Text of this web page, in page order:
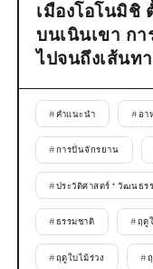
เมืองโอโนมิชิ
บนเนินเขา กา
ไปจนถึงเส้นท
#คำแนะนำ # อา
#การปั่นจักรยาน
#ประวัติศาสตร์ * วัฒนธร
#ธรรมชาติ #ฤดู
#ฤดูใบไม้ร่วง #